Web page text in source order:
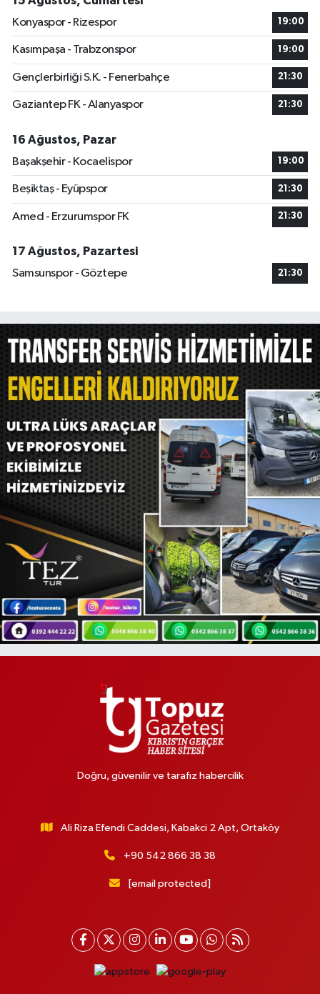
Konyaspor - Rizespor
19:00
Kasımpaşa - Trabzonspor 19:00
Gençlerbirliği S.K. - Fenerbahçe 21:30
Gaziantep FK - Alanyaspor 21:30
16 Ağustos, Pazar
Başakşehir - Kocaelispor
19:00
Beşiktaş - Eyüpspor 21:30
Amed - Erzurumspor FK 21:30
17 Ağustos, Pazartesi
Samsunspor - Göztepe
21:30
Doğru, güvenilir ve tarafız habercilik
Ali Riza Efendi Caddesi, Kabakci 2 Apt, Ortaköy
+90 542 866 38 38
[email protected]